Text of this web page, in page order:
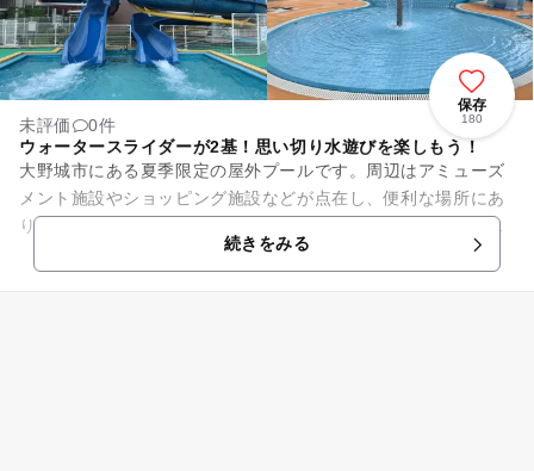
保存
180
未評価
0件
ウォータースライダーが2基！思い切り水遊びを楽しもう！
大野城市にある夏季限定の屋外プールです。周辺はアミューズ
メント施設やショッピング施設などが点在し、便利な場所にあ
ります。また、福岡空港にもほど近く、飛行機の離発着の様子
を見ながらプールで遊べます...続きをみる